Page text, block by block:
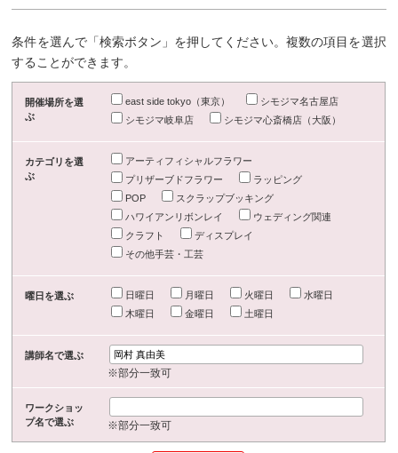
条件を選んで「検索ボタン」を押してください。複数の項目を選択
することができます。
開催場所を選
ぶ
east side tokyo（東京）
シモジマ名古屋店
シモジマ岐阜店
シモジマ心斎橋店（大阪）
カテゴリを選
ぶ
アーティフィシャルフラワー
プリザーブドフラワー
ラッピング
POP
スクラップブッキング
ハワイアンリボンレイ
ウェディング関連
クラフト
ディスプレイ
その他手芸・工芸
曜日を選ぶ 日曜日 月曜日 火曜日
水曜日
木曜日
金曜日 土曜日
講師名で選ぶ
※部分一致可
ワークショッ
プ名で選ぶ
※部分一致可